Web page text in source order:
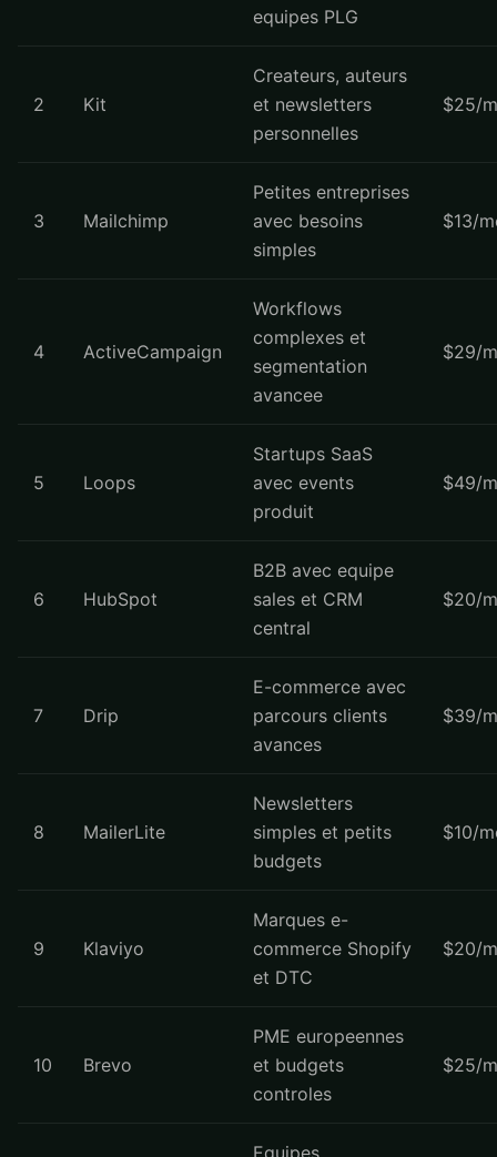
equipes PLG
2 Kit
Createurs, auteurs
et newsletters
personnelles
$25/
3 Mailchimp
Petites entreprises
avec besoins
simples
$13/
4 ActiveCampaign
Workflows
complexes et
segmentation
avancee
$29/
5 Loops
Startups SaaS
avec events
produit
$49/
6 HubSpot
B2B avec equipe
sales et CRM
central
$20/
7 Drip
E-commerce avec
parcours clients
avances
$39/
8 MailerLite
Newsletters
simples et petits
budgets
$10/
9 Klaviyo
Marques e-
commerce Shopify
et DTC
$20/
10 Brevo
PME europeennes
et budgets
controles
$25/
Equipes